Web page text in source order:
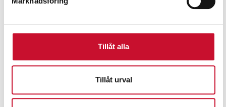
Tillåt alla
Tillåt urval
Dynamic 620 batteriladdare med starthjälp